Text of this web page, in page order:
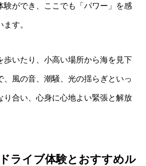
験ができ、ここでも「パワー」を感
す。
歩いたり、小高い場所から海を見下
、風の音、潮騒、光の揺らぎといっ
り合い、心身に心地よい緊張と解放
ライブ体験とおすすめル